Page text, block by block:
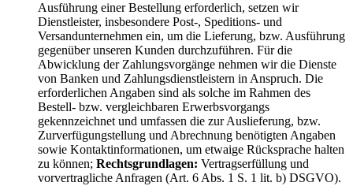
Ausführung einer Bestellung erforderlich, setzen wir
Dienstleister, insbesondere Post-, Speditions- und
Versandunternehmen ein, um die Lieferung, bzw. Ausführung
gegenüber unseren Kunden durchzuführen. Für die
Abwicklung der Zahlungsvorgänge nehmen wir die Dienste
von Banken und Zahlungsdienstleistern in Anspruch. Die
erforderlichen Angaben sind als solche im Rahmen des
Bestell- bzw. vergleichbaren Erwerbsvorgangs
gekennzeichnet und umfassen die zur Auslieferung, bzw.
Zurverfügungstellung und Abrechnung benötigten Angaben
sowie Kontaktinformationen, um etwaige Rücksprache halten
zu können; Rechtsgrundlagen: Vertragserfüllung und
vorvertragliche Anfragen (Art. 6 Abs. 1 S. 1 lit. b) DSGVO).